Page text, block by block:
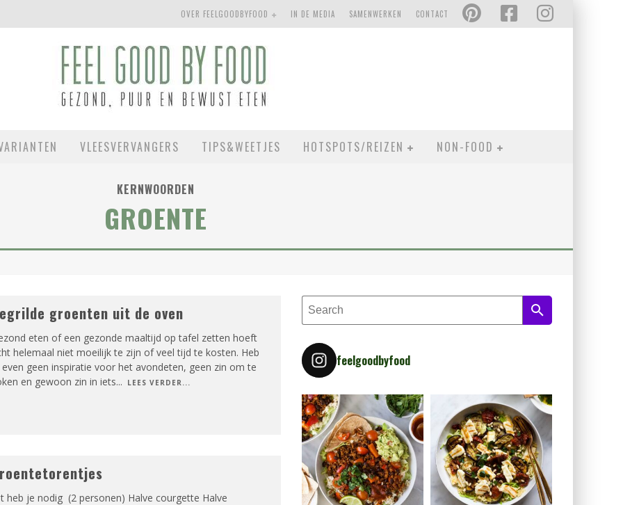
CONTACT
SAMENWERKEN
IN DE MEDIA
OVER FEELGOODBYFOOD
VLEESVERVANGERS TIPS&WEETJES HOTSPOTS/REIZEN NON-FOOD
KERNWOORDEN
GROENTE
groenten uit de oven
eten of een gezonde maaltijd op tafel zetten hoeft
helemaal niet moeilijk te zijn of veel tijd te kosten. Heb
geen inspiratie voor het avondeten, geen zin om te
en gewoon zin in iets... LEES VERDER...
heb je nodig (2 personen) Halve courgette Halve
feelgoodbyfood